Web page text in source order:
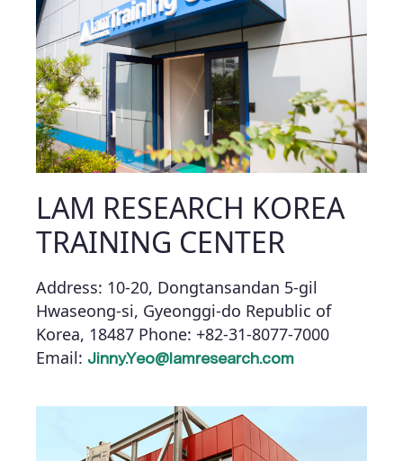
LAM RESEARCH KOREA
TRAINING CENTER
Address: 10-20, Dongtansandan 5-gil
Hwaseong-si, Gyeonggi-do Republic of
Korea, 18487 Phone: +82-31-8077-7000
Email: Jinny.Yeo@lamresearch.com